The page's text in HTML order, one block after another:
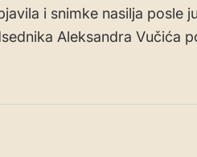
i snimke nasilja posle
Aleksandra Vučića